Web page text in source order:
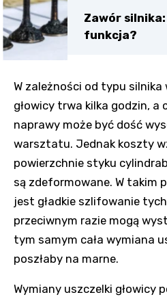
Zawór
funkcja?
W zależności od typu silnika
głowicy trwa kilka godzin, a
naprawy może być dość
warsztatu. Jednak koszty
powierzchnie styku
są zdeformowane. W takim
jest gładkie szlifowanie
przeciwnym razie mogą
tym samym cała wymiana
poszłaby na marne.
Wymiany uszczelki głowicy